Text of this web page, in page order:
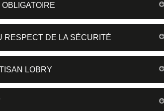
RESPECT DE LA SÉCURITÉ
LOBRY